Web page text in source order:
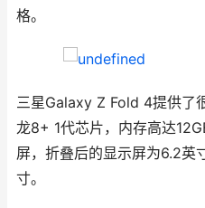
格。
三星Galaxy Z Fold 4提供了
龙8+ 1代芯片，内存高达
屏，折叠后的显示屏为6.2英
寸。